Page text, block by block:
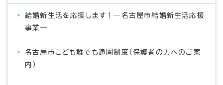
結婚新生活を応援します！―名古屋市結婚新生活応援
事業―
名古屋市こども誰でも通園制度（保護者の方へのご案
内）